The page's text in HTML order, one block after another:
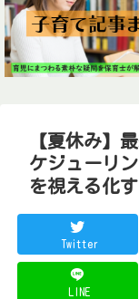
【夏休み】
ケジューリ
を視える化
Twitter
LINE